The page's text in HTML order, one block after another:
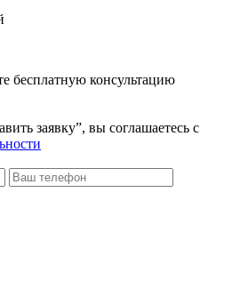
бесплатную консультацию
заявку”, вы соглашаетесь с